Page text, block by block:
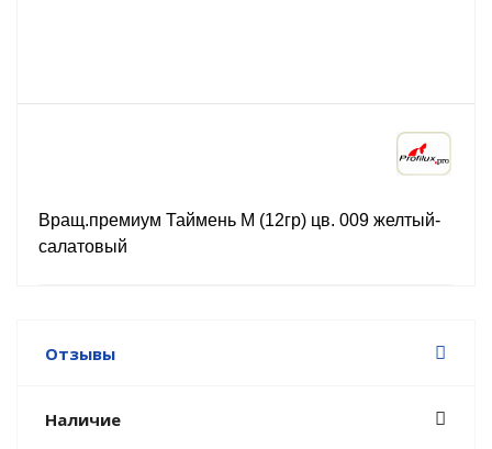
Вращ.премиум Таймень М (12гр) цв. 009 желтый-
салатовый
Отзывы
Наличие